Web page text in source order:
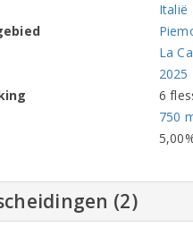
Italië
La
2025
6
750
(2)